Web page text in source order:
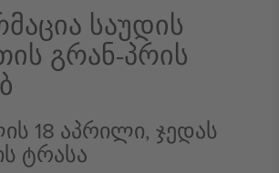
საუდის
გრან-პრის
18 აპრილი, ჯედას
ტრასა